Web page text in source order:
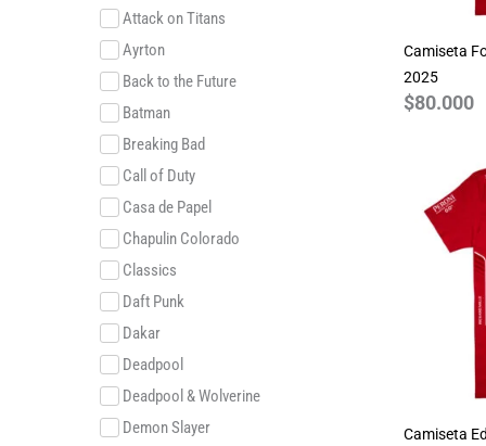
Attack on Titans
Ayrton
Back to the Future
Batman
Breaking Bad
Call of Duty
Casa de Papel
Chapulin Colorado
Classics
Daft Punk
Dakar
Deadpool
Deadpool & Wolverine
Demon Slayer
Camiseta
2025
$80.000
Camiseta